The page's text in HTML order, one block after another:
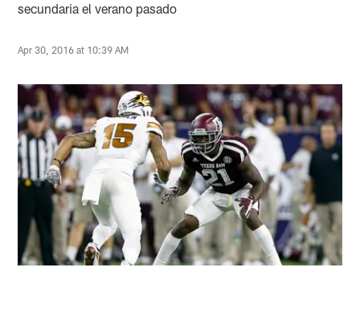
secundaria el verano pasado
Apr 30, 2016 at 10:39 AM